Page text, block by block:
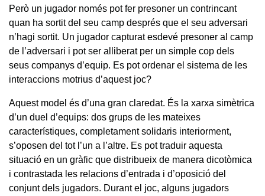
Però un jugador només pot fer presoner un contrincant
quan ha sortit del seu camp després que el seu adversari
n’hagi sortit. Un jugador capturat esdevé presoner al camp
de l’adversari i pot ser alliberat per un simple cop dels
seus companys d’equip. Es pot ordenar el sistema de les
interaccions motrius d’aquest joc?
Aquest model és d’una gran claredat. És la xarxa simètrica
d’un duel d’equips: dos grups de les mateixes
característiques, completament solidaris interiorment,
s’oposen del tot l’un a l’altre. Es pot traduir aquesta
situació en un gràfic que distribueix de manera dicotòmica
i contrastada les relacions d’entrada i d’oposició del
conjunt dels jugadors. Durant el joc, alguns jugadors